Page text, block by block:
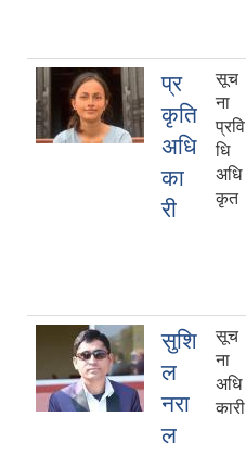
प्र
कृति
अधि
का
री
सूच
ना
प्रवि
धि
अधि
कृत
सुशि
ल
नरा
ल
सूच
ना
अधि
कारी